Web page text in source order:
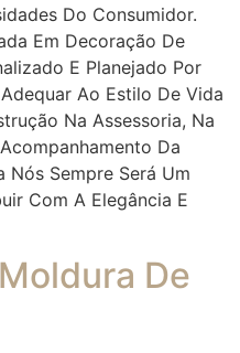
Do Consumidor.
Em Decoração De
E Planejado Por
Ao Estilo De Vida
Na Assessoria, Na
Da
Nós Sempre Será Um
Com A Elegância E
De